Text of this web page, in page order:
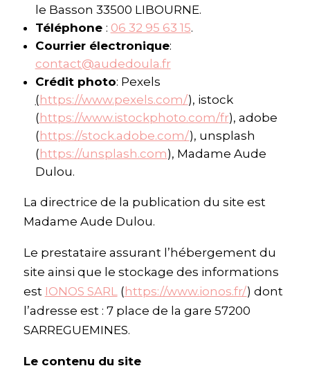
le Basson 33500 LIBOURNE.
Téléphone : 06 32 95 63 15.
Courrier électronique:
contact@audedoula.fr
Crédit photo: Pexels
( https://www.pexels.com/), istock
( https://www.istockphoto.com/fr), adobe
( https://stock.adobe.com/), unsplash
( https://unsplash.com), Madame Aude
Dulou.
La directrice de la publication du site est
Madame Aude Dulou.
Le prestataire assurant l’hébergement du
site ainsi que le stockage des informations
est IONOS SARL( https://www.ionos.fr/) dont
l’adresse est : 7 place de la gare 57200
SARREGUEMINES.
Le contenu du site